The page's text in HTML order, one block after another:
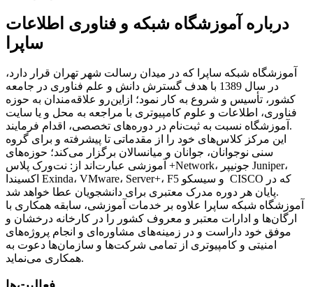
درباره آموزشگاه شبکه و فناوری اطلاعات
ساپرا
آموزشگاه شبکه ساپرا که در میدان رسالت شهر تهران قرار دارد،
در سال 1389 با هدف گسترش دانش و علم فناوری در جامعه
کشور، تأسیس و شروع به کار نمود؛ ازاین‌رو علاقه‌مندان به حوزه
فناوری، اطلاعات و علوم کامپیوتری با مراجعه به محل و یا سایت
آموزشگاه نسبت به ثبت‌نام در دوره‌های تخصصی، اقدام فرمایند.
این مرکز کلاس‌های خود را از مقدماتی تا پیشرفته و برای گروه
سنی نوجوانان، جوانان و میانسالان برگزار می‌کند؛ حوزه‌های
آموزشی عبارت‌اند از: نت‌ورک پلاس +Network، جونیپر Juniper،
اکسیندا Exinda، VMware، Server+، F5 و سیسکو CISCO که در
پایان هر دوره مدرک معتبری برای دانشجویان عطا خواهد شد.
آموزشگاه شبکه ساپرا علاوه بر خدمات آموزشی، سابقه همکاری با
ارگان‌ها و ادارات معتبر و معروف کشور را در کارخانه درخشان و
موفق خود داراست و در زمینه‌های مشاوره‌ای و انجام پروژه‌های
امنیتی و کامپیوتری از تمامی شرکت‌ها و سازمان‌ها دعوت به
همکاری می‌نماید.